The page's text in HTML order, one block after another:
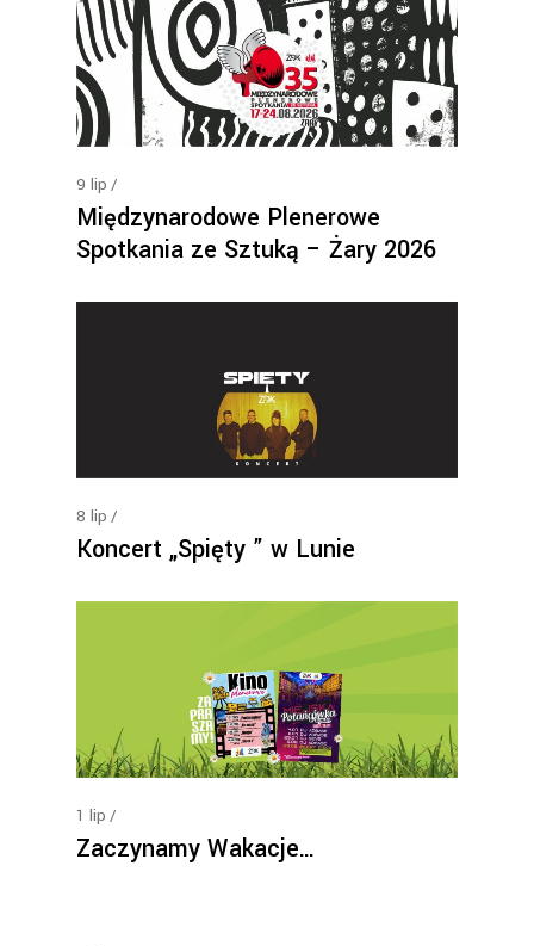
9 lip
Międzynarodowe Plenerowe
Spotkania ze Sztuką – Żary 2026
8 lip
Koncert „Spięty ” w Lunie
1 lip
Zaczynamy Wakacje…